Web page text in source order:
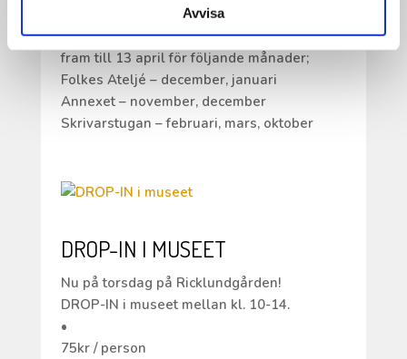
Avvisa
Många av er har sökt samma månader /
perioder så därför håller vi ansökan öppen
fram till 13 april för följande månader;
Folkes Ateljé – december, januari
Annexet – november, december
Skrivarstugan – februari, mars, oktober
DROP-IN I MUSEET
Nu på torsdag på Ricklundgården!
DROP-IN i museet mellan kl. 10-14.
•
75kr / person